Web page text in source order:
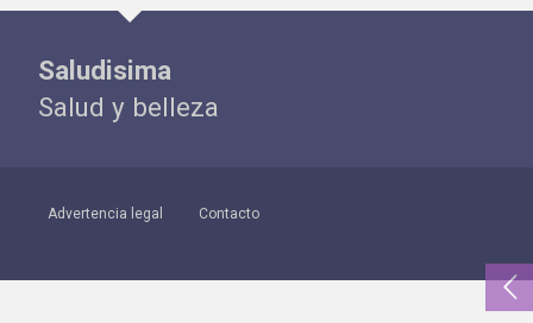
Saludisima
Salud y belleza
Advertencia legal Contacto